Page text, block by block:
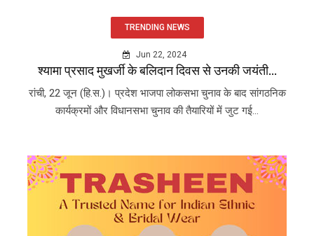
TRENDING NEWS
Jun 22, 2024
श्यामा प्रसाद मुखर्जी के बलिदान दिवस से उनकी जयंती...
रांची, 22 जून (हि.स.)। प्रदेश भाजपा लोकसभा चुनाव के बाद सांगठनिक
कार्यक्रमों और विधानसभा चुनाव की तैयारियों में जुट गई...